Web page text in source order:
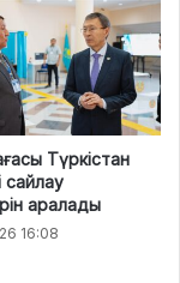
Түркістан
сайлау
аралады
16:08